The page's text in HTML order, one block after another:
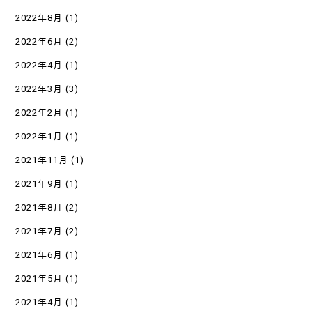
2022年8月 (1)
2022年6月 (2)
2022年4月 (1)
2022年3月 (3)
2022年2月 (1)
2022年1月 (1)
2021年11月 (1)
2021年9月 (1)
2021年8月 (2)
2021年7月 (2)
2021年6月 (1)
2021年5月 (1)
2021年4月 (1)